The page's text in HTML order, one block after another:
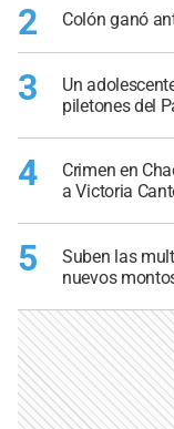
2 Colón ganó
3
Un
piletones del
4
Crimen en
a Victoria
5
Suben las
nuevos